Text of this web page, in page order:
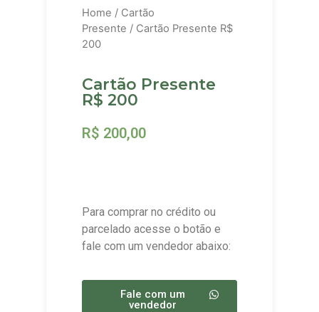
Home / Cartão
Presente / Cartão Presente R$
200
Cartão Presente
R$ 200
R$ 200,00
Para comprar no crédito ou
parcelado acesse o botão e
fale com um vendedor abaixo:
Fale com um
vendedor